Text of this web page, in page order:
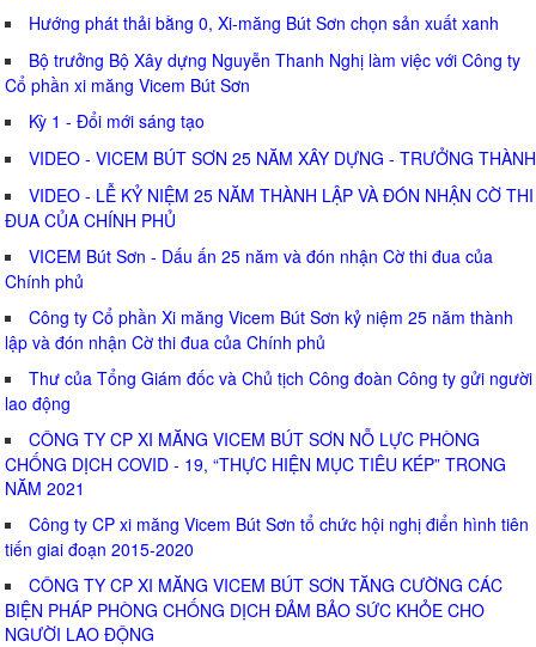
Hướng phát thải bằng 0, Xi-măng Bút Sơn chọn sản xuất xanh
Bộ trưởng Bộ Xây dựng Nguyễn Thanh Nghị làm việc với Công ty
Cổ phần xi măng Vicem Bút Sơn
Kỳ 1 - Đổi mới sáng tạo
VIDEO - VICEM BÚT SƠN 25 NĂM XÂY DỰNG - TRƯỞNG THÀNH
VIDEO - LỄ KỶ NIỆM 25 NĂM THÀNH LẬP VÀ ĐÓN NHẬN CỜ THI
ĐUA CỦA CHÍNH PHỦ
VICEM Bút Sơn - Dấu ấn 25 năm và đón nhận Cờ thi đua của
Chính phủ
Công ty Cổ phần Xi măng Vicem Bút Sơn kỷ niệm 25 năm thành
lập và đón nhận Cờ thi đua của Chính phủ
Thư của Tổng Giám đốc và Chủ tịch Công đoàn Công ty gửi người
lao động
CÔNG TY CP XI MĂNG VICEM BÚT SƠN NỖ LỰC PHÒNG
CHỐNG DỊCH COVID - 19, “THỰC HIỆN MỤC TIÊU KÉP” TRONG
NĂM 2021
Công ty CP xi măng Vicem Bút Sơn tổ chức hội nghị điển hình tiên
tiến giai đoạn 2015-2020
CÔNG TY CP XI MĂNG VICEM BÚT SƠN TĂNG CƯỜNG CÁC
BIỆN PHÁP PHÒNG CHỐNG DỊCH ĐẢM BẢO SỨC KHỎE CHO
NGƯỜI LAO ĐỘNG